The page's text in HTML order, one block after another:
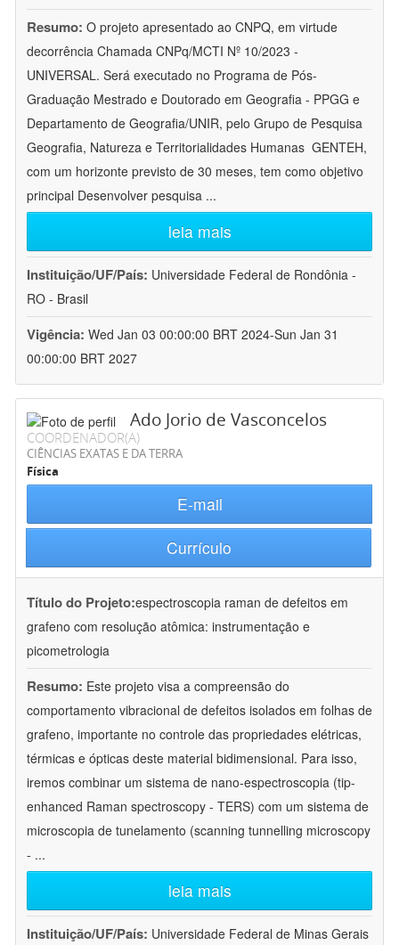
Resumo: O projeto apresentado ao CNPQ, em virtude
decorrência Chamada CNPq/MCTI Nº 10/2023 -
UNIVERSAL. Será executado no Programa de Pós-
Graduação Mestrado e Doutorado em Geografia - PPGG e
Departamento de Geografia/UNIR, pelo Grupo de Pesquisa
Geografia, Natureza e Territorialidades Humanas  GENTEH,
com um horizonte previsto de 30 meses, tem como objetivo
principal Desenvolver pesquisa ...
leia mais
Instituição/UF/País: Universidade Federal de Rondônia -
RO - Brasil
Vigência: Wed Jan 03 00:00:00 BRT 2024-Sun Jan 31
00:00:00 BRT 2027
Ado Jorio de Vasconcelos
COORDENADOR(A)
CIÊNCIAS EXATAS E DA TERRA
Física
E-mail
Currículo
Título do Projeto:espectroscopia raman de defeitos em
grafeno com resolução atômica: instrumentação e
picometrologia
Resumo: Este projeto visa a compreensão do
comportamento vibracional de defeitos isolados em folhas de
grafeno, importante no controle das propriedades elétricas,
térmicas e ópticas deste material bidimensional. Para isso,
iremos combinar um sistema de nano-espectroscopia (tip-
enhanced Raman spectroscopy - TERS) com um sistema de
microscopia de tunelamento (scanning tunnelling microscopy
- ...
leia mais
Instituição/UF/País: Universidade Federal de Minas Gerais